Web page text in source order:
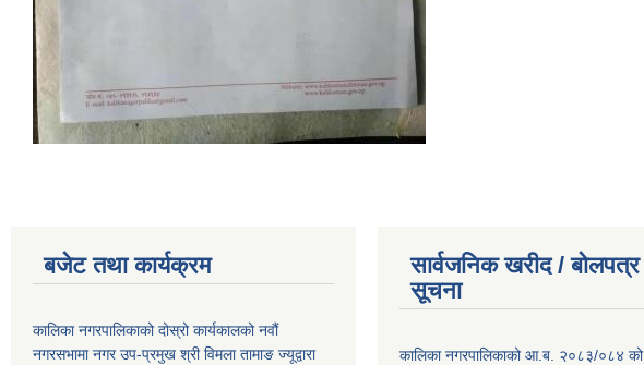
बजेट तथा कार्यक्रम
कालिका नगरपालिकाको दोस्रो कार्यकालको नवौं
नगरसभामा नगर उप-प्रमुख श्री विमला तामाङ ज्यूद्वारा
सार्वजनिक खरीद / बाेलपत्र
सूचना
कालिका नगरपालिकाको आ.ब. २०८३/०८४ को